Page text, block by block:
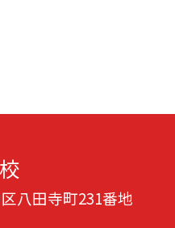
八田寺町231番地